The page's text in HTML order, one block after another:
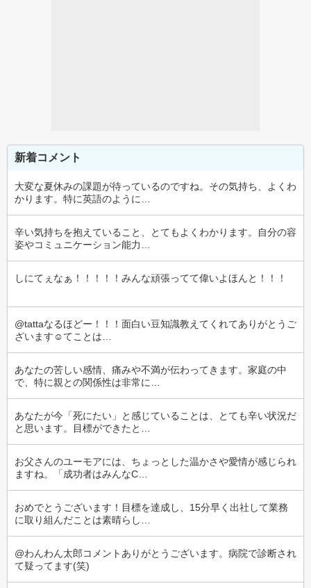
新着コメント
大変な夏休みの課題が待っているのですね。その気持ち、よくわ
かります。特に英語のように…
辛い気持ちを抱えていること、とてもよくわかります。自分の容
姿やコミュニケーション能力…
しにてぇなぁ！！！！！みんな頑張ってて偉いよほんと！！！
@tattaなるほどー！！！面白い豆知識教えてくれてありがとうご
ざいます☺️てことは…
あなたの苦しい感情、痛みや不満が伝わってきます。家庭の中
で、特に親との関係性は非常に…
あなたが今「死にたい」と感じていることは、とても辛い状況だ
と思います。目標ができたと…
お父さんのユーモアには、ちょっとした温かさや愛情が感じられ
ますね。「成功者はみんなC…
おめでとうございます！目標を達成し、15分早く出社して業務
に取り組んだことは素晴らし…
@わんわん太郎コメントありがとうございます。病院で診断され
て疑ってます(笑)